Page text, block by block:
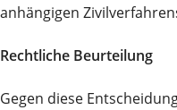
anhängigen
Rechtliche Beurteilung
Gegen diese